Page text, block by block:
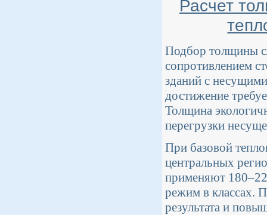
Расчет
Подбор толщины
сопротивлением
зданий с
достижение
Толщина
перегрузки
При базовой
центральных
применяют
режим в классах.
результата и